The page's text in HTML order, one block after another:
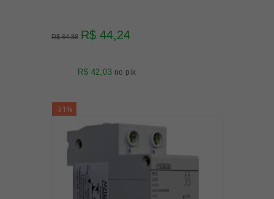
R$ 64,88 R$ 44,24
R$ 42,03 no pix
-31%